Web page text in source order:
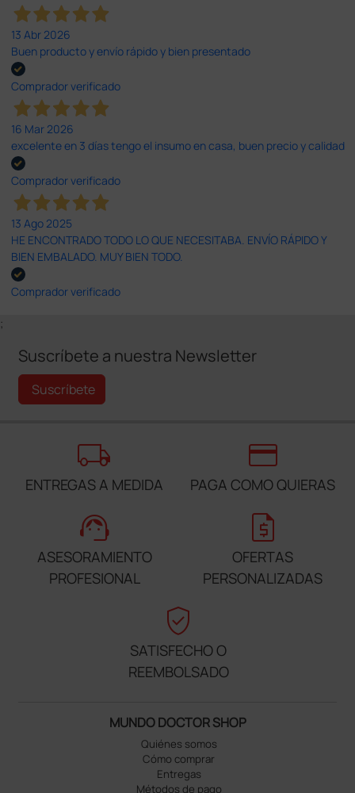
13 Abr 2026
Buen producto y envío rápido y bien presentado
Comprador verificado
16 Mar 2026
excelente en 3 días tengo el insumo en casa, buen precio y calidad
Comprador verificado
13 Ago 2025
HE ENCONTRADO TODO LO QUE NECESITABA. ENVÍO RÁPIDO Y
BIEN EMBALADO. MUY BIEN TODO.
Comprador verificado
;
Suscríbete a nuestra Newsletter
Suscríbete
local_shipping
ENTREGAS A MEDIDA
credit_card
PAGA COMO QUIERAS
support_agent
ASESORAMIENTO
PROFESIONAL
request_quote
OFERTAS
PERSONALIZADAS
verified_user
SATISFECHO O
REEMBOLSADO
MUNDO DOCTOR SHOP
Quiénes somos
Cómo comprar
Entregas
Métodos de pago